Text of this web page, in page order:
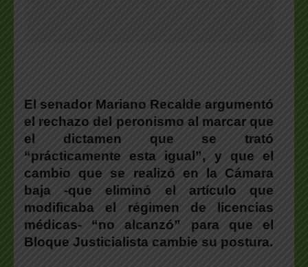
El senador Mariano Recalde argumentó
el rechazo del peronismo al marcar que
el dictamen que se trató
“prácticamente esta igual”, y que el
cambio que se realizó en la Cámara
baja -que eliminó el artículo que
modificaba el régimen de licencias
médicas- “no alcanzó” para que el
Bloque Justicialista cambie su postura.